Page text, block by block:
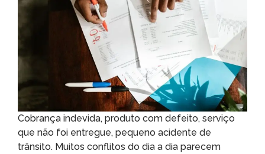
Cobrança indevida, produto com defeito, serviço
que não foi entregue, pequeno acidente de
trânsito. Muitos conflitos do dia a dia parecem